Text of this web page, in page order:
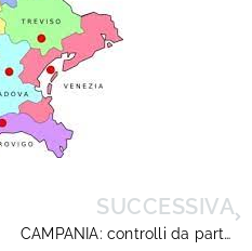
SUCCESSIVA
CAMPANIA: controlli da parte della RTS di Salerno in merito alle risorse economiche distribuite tra il personale scolastico